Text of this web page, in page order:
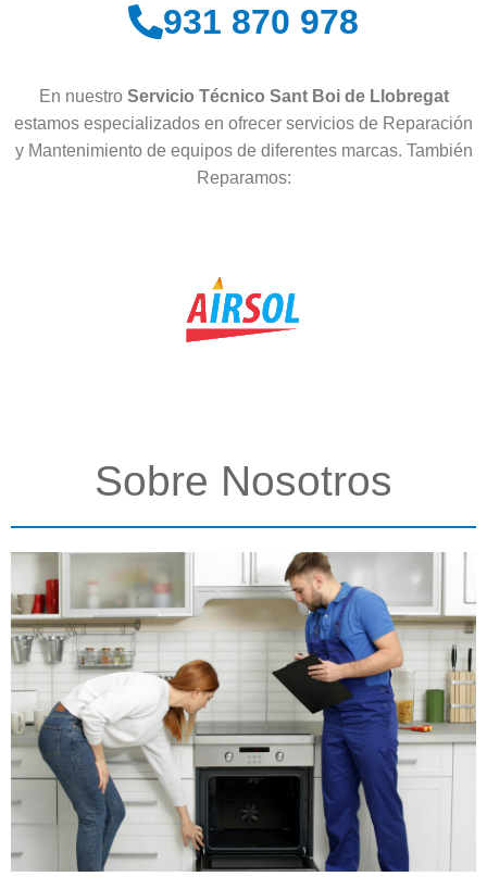
931 870 978
En nuestro Servicio Técnico Sant Boi de Llobregat
estamos especializados en ofrecer servicios de Reparación
y Mantenimiento de equipos de diferentes marcas. También
Reparamos:
Sobre Nosotros